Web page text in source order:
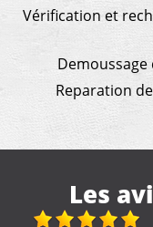
Vérification et
Reparation
Les